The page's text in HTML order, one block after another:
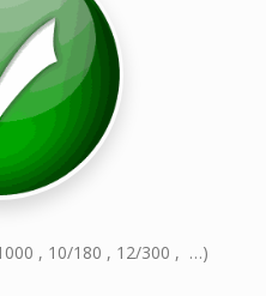
, 10/180 , 12/300 , …)